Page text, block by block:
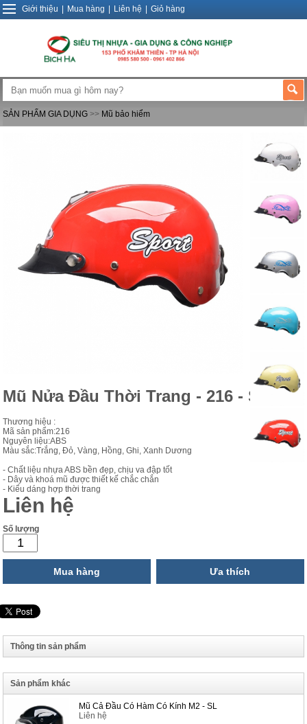
Giới thiệu Mua hàng Liên hệ Giỏ hàng
SẢN PHẨM GIA DỤNG >> Mũ bảo hiểm
Mũ Nửa Đầu Thời Trang - 216 - SL
Thương hiệu :
Mã sản phẩm:216
Nguyên liệu:ABS
Màu sắc:Trắng, Đỏ, Vàng, Hồng, Ghi, Xanh Dương
- Chất liệu nhựa ABS bền đẹp, chịu va đập tốt
- Dây và khoá mũ được thiết kế chắc chắn
- Kiểu dáng hợp thời trang
Liên hệ
Số lượng
Mua hàng Ưa thích
Thông tin sản phẩm
Sản phẩm khác
Mũ Cả Đầu Có Hàm Có Kính M2 - SL
Liên hệ